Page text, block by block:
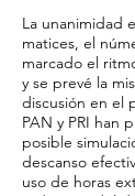
La unanimidad
matices, el
marcado el
y se prevé la
discusión en el
PAN y PRI han
posible
descanso
uso de horas